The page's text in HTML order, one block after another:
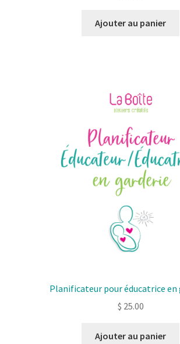
Ajouter au panier
Planificateur pour éducatrice en
$ 25.00
Ajouter au panier